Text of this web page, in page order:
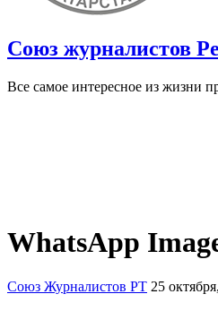
Союз журналистов
Все самое интересное из жизни
WhatsApp
Союз Журналистов РТ 25